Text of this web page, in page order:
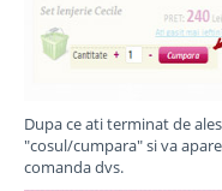
Dupa ce ati terminat de
"cosul/cumpara" si va
comanda dvs.